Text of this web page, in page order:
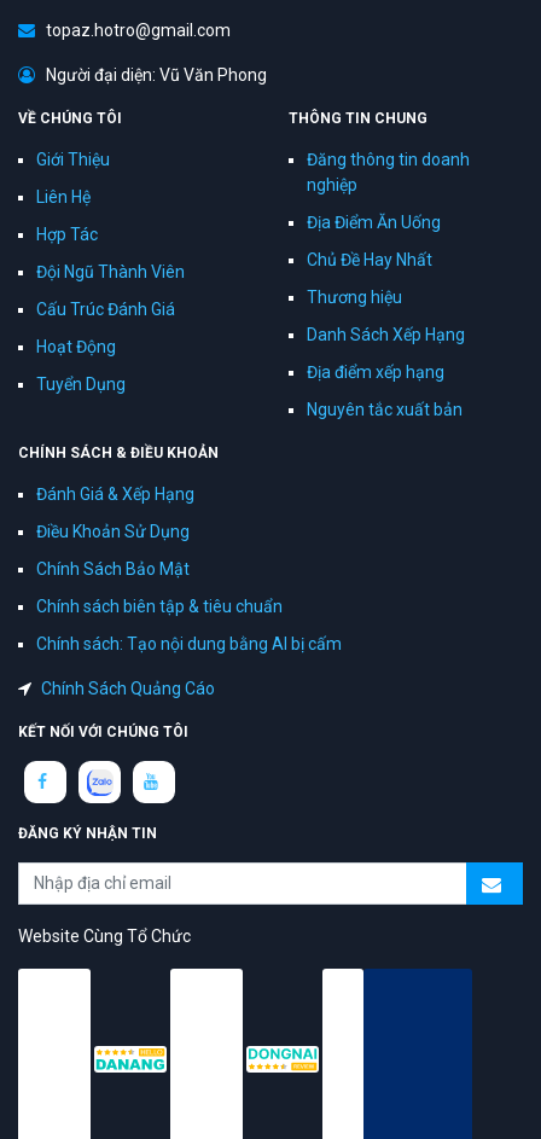
topaz.hotro@gmail.com
Người đại diện: Vũ Văn Phong
VỀ CHÚNG TÔI
Giới Thiệu
Liên Hệ
Hợp Tác
Đội Ngũ Thành Viên
Cấu Trúc Đánh Giá
Hoạt Động
Tuyển Dụng
THÔNG TIN CHUNG
Đăng thông tin doanh
nghiệp
Địa Điểm Ăn Uống
Chủ Đề Hay Nhất
Thương hiệu
Danh Sách Xếp Hạng
Địa điểm xếp hạng
Nguyên tắc xuất bản
CHÍNH SÁCH & ĐIỀU KHOẢN
Đánh Giá & Xếp Hạng
Điều Khoản Sử Dụng
Chính Sách Bảo Mật
Chính sách biên tập & tiêu chuẩn
Chính sách: Tạo nội dung bằng AI bị cấm
Chính Sách Quảng Cáo
KẾT NỐI VỚI CHÚNG TÔI
ĐĂNG KÝ NHẬN TIN
Website Cùng Tổ Chức
trải nghiệm tốt & chất lượng